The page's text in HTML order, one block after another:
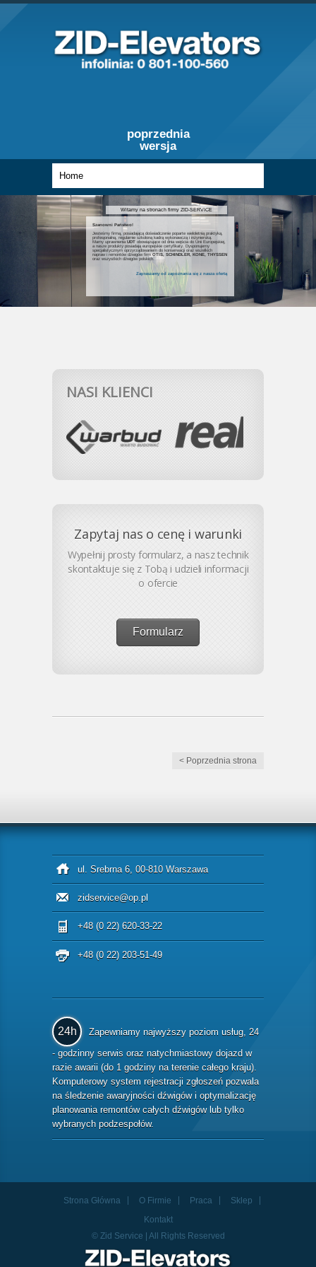
poprzednia
wersja
Witamy na stronach firmy ZID-SERVICE
Szanowni Państwo!
Jesteśmy firmą, posiadającą doświadczenie poparte wieloletnią praktyką,
profesjonalną, regularnie szkoloną kadrą wykonawczą i inżynierską.
Mamy uprawnieniaUDT obowiązujące od dnia wejścia do Unii Europejskiej,
a nasze produkty posiadają europejskie certyfikaty. Dysponujemy
specjalistycznym oprzyrządowaniem do konserwacji oraz wszelkich
napraw i remontów dźwigów firmOTIS, SCHINDLER, KONE, THYSSEN
oraz wszystkich dźwigów polskich.
Zapraszamy od zapoznania się z nasza ofertą
NASI KLIENCI
Zapytaj nas o cenę i warunki
Wypełnij prosty formularz, a nasz technik
skontaktuje się z Tobą i udzieli informacji
o ofercie
Formularz
< Poprzednia strona
ul. Srebrna 6, 00-810 Warszawa
zidservice@op.pl
+48 (0 22) 620-33-22
+48 (0 22) 203-51-49
24h
Zapewniamy najwyższy poziom usług, 24
- godzinny serwis oraz natychmiastowy dojazd w
razie awarii (do 1 godziny na terenie całego kraju).
Komputerowy system rejestracji zgłoszeń pozwala
na śledzenie awaryjności dźwigów i optymalizację
planowania remontów całych dźwigów lub tylko
wybranych podzespołów.
Strona Główna O Firmie Praca
Sklep
Kontakt
© Zid Service | All Rights Reserved